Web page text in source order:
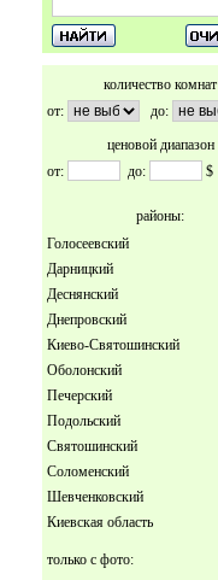
количество комнат
от:
до:
ценовой диапазон
от:
до: $
районы:
Голосеевский
Дарницкий
Деснянский
Днепровский
Киево-Святошинский
Оболонский
Печерский
Подольский
Святошинский
Соломенский
Шевченковский
Киевская область
только с фото: